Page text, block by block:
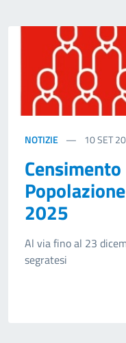
NOTIZIE 10SET
2025
Al via fino al 23
segratesi